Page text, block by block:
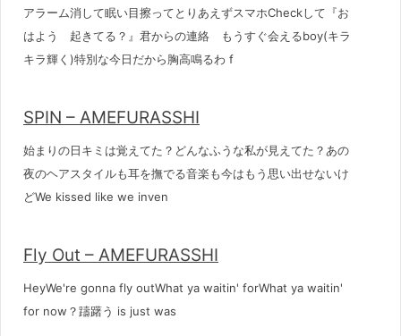
アラーム消して眠い目擦ってとりあえずスマホCheckして『お
はよう 起きてる？』君からの連絡 もうすぐ会えるboy(キラ
キラ輝く)特別な今日だから胸高鳴るわ f
SPIN – AMEFURASSHI
始まりの日キミは覚えてた？どんなふうな私が見えてた？あの
夜のヘアスタイルも耳を撫でる音楽も今はもう思い出せないけ
どWe kissed like we inven
Fly Out – AMEFURASSHI
HeyWe're gonna fly outWhat ya waitin' forWhat ya waitin'
for now？躊躇う is just was